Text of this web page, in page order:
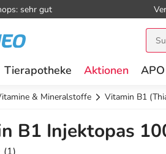
sehr gut
Tierapotheke Aktionen
& Mineralstoffe Vitamin B1
B1 Injektopas